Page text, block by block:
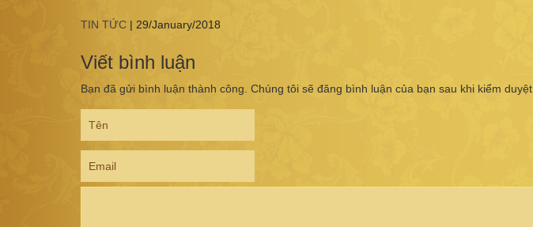
TIN TỨC | 29/January/2018
Viết bình luận
Bạn đã gửi bình luận thành công. Chúng tôi sẽ đăng bình luận của bạn sau khi kiểm duyệt.